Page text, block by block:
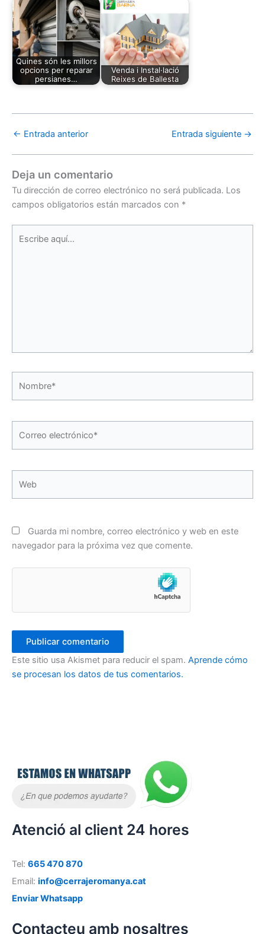
Quines són les millors
opcions per reparar
persianes…
Venda i Instal·lació
Reixes de Ballesta
← Entrada anterior Entrada siguiente →
Deja un comentario
Tu dirección de correo electrónico no será publicada. Los
campos obligatorios están marcados con *
aquí...
electrónico*
Guarda mi nombre, correo electrónico y web en este
navegador para la próxima vez que comente.
Este sitio usa Akismet para reducir el spam. Aprende cómo
se procesan los datos de tus comentarios.
Atenció al client 24 hores
Tel: 665 470 870
Email: info@cerrajeromanya.cat
Enviar Whatsapp
Contacteu amb nosaltres